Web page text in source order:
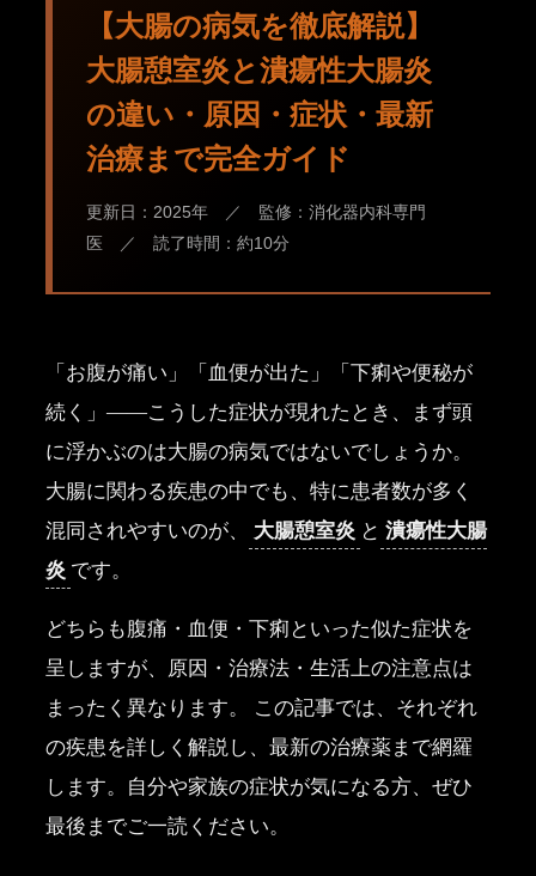
【大腸の病気を徹底解説】
大腸憩室炎と潰瘍性大腸炎
の違い・原因・症状・最新
治療まで完全ガイド
更新日：2025年 ／ 監修：消化器内科専門
医 ／ 読了時間：約10分
「お腹が痛い」「血便が出た」「下痢や便秘が
続く」――こうした症状が現れたとき、まず頭
に浮かぶのは大腸の病気ではないでしょうか。
大腸に関わる疾患の中でも、特に患者数が多く
混同されやすいのが、
大腸憩室炎 と 潰瘍性大腸
炎 です。
どちらも腹痛・血便・下痢といった似た症状を
呈しますが、原因・治療法・生活上の注意点は
まったく異なります。 この記事では、それぞれ
の疾患を詳しく解説し、最新の治療薬まで網羅
します。自分や家族の症状が気になる方、ぜひ
最後までご一読ください。